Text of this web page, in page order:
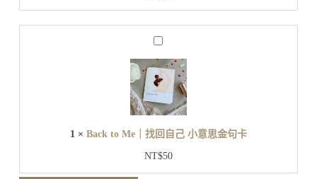
意
思
金
句
卡
B
c
k
t
o
M
e
｜
找
回
1× Back to Me｜找回自己 小意思金句卡
NT$50